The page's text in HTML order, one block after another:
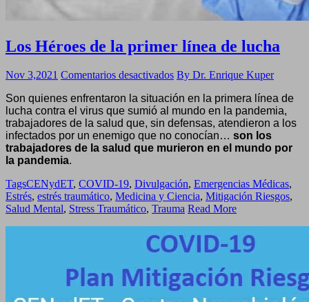
Los Héroes de la primer línea de lucha
Nov 3,2021 Comentarios desactivadosen
Héroes
de
la
primer
línea
By Dr. Enrique Kuper
Son quienes enfrentaron la situación en la primera línea de
lucha contra el virus que sumió al mundo en la pandemia,
trabajadores de la salud que, sin defensas, atendieron a los
infectados por un enemigo que no conocían… son los
trabajadores de la salud que murieron en el mundo por
la pandemia.
TagsCENydET, COVID-19, Divulgación, Emergencias Médicas,
Estrés, estrés traumático, Medicina y Ciencia, Mitigación Riesgos,
Salud Mental, Stress Traumático, Trauma Read More